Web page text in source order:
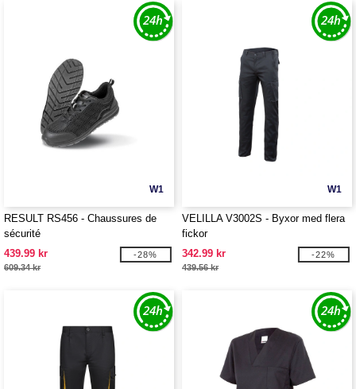
W1
RESULT RS456 - Chaussures de
sécurité
439.99 kr
609.34 kr
-28%
W1
VELILLA V3002S - Byxor med flera
fickor
342.99 kr
439.56 kr
-22%